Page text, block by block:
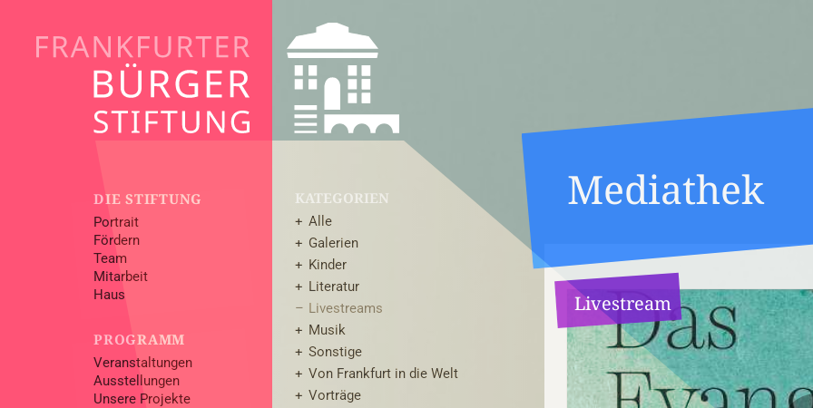
DIE STIFTUNG
Portrait
Fördern
Team
Mitarbeit
Haus
PROGRAMM
Veranstaltungen
Ausstellungen
Unsere Projekte
KATEGORIEN
Alle
Galerien
Kinder
Literatur
Livestreams
Musik
Sonstige
Von Frankfurt in die Welt
Vorträge
Mediathek
Livestream